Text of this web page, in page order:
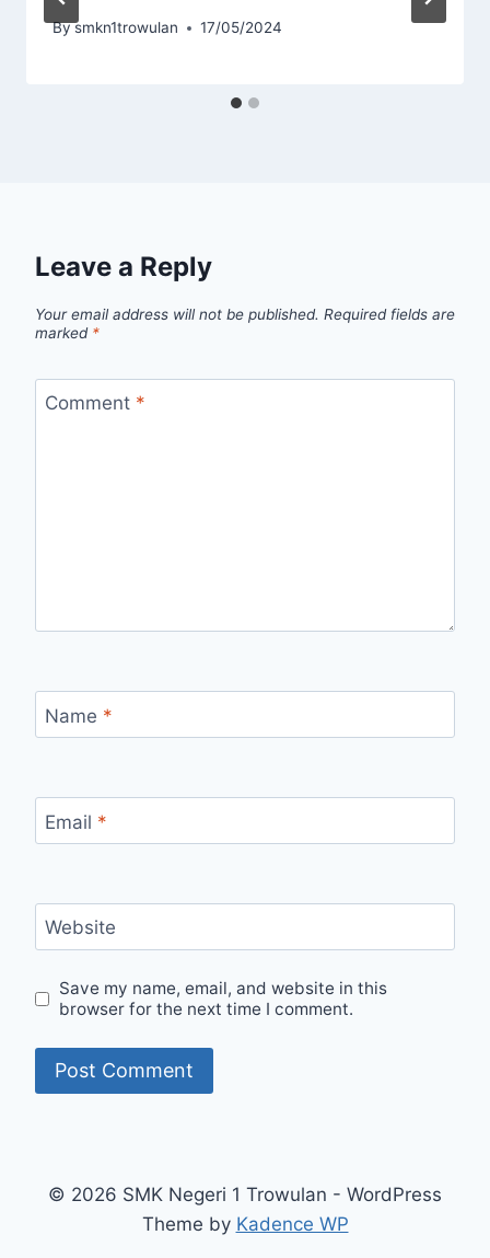
Bysmkn1trowulan 17/05/2024
Leave a Reply
Your email address will not be published. Required fields are
marked *
Comment *
Name *
Email *
Website
Save my name, email, and website in this
browser for the next time I comment.
© 2026 SMK Negeri 1 Trowulan - WordPress
Theme by Kadence WP